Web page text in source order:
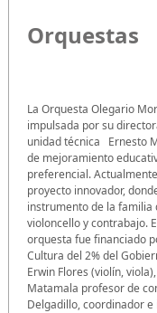
Orquestas
La Orquesta Olegario
impulsada por su
unidad técnica Ernesto
de mejoramiento
preferencial.
proyecto innovador,
instrumento de la familia
violoncello y contrabajo.
orquesta fue financiado
Cultura del 2% del
Erwin Flores (violín,
Matamala profesor de
Delgadillo, coordinador